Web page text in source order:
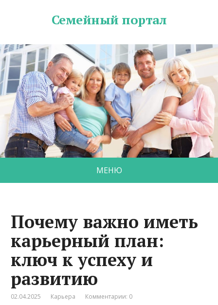
Семейный портал
МЕНЮ
Почему важно иметь
карьерный план:
ключ к успеху и
развитию
02.04.2025 Карьера Комментарии: 0